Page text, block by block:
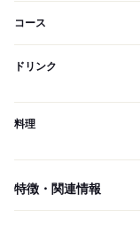
コース
ドリンク
料理
特徴・関連情報